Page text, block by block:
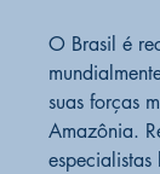
O Brasil é
suas forças
Amazônia.
especialistas